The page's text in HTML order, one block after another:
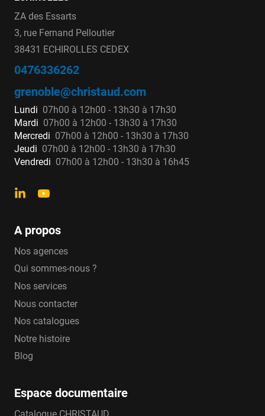
ZA des Essarts
3, rue Fernand Pelloutier
38431 ECHIROLLES CEDEX
0476336262
grenoble@christaud.com
Lundi 07h00 à 12h00 - 13h30 à 17h30
Mardi 07h00 à 12h00 - 13h30 à 17h30
Mercredi 07h00 à 12h00 - 13h30 à 17h30
Jeudi 07h00 à 12h00 - 13h30 à 17h30
Vendredi 07h00 à 12h00 - 13h30 à 16h45
A propos
Nos agences
Qui sommes-nous ?
Nos services
Nous contacter
Nos catalogues
Notre histoire
Blog
Espace documentaire